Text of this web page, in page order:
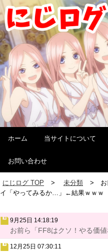
ホーム 当サイトについて
お問い合わせ
にじログ TOP 未分類
イ「やってみるか…」←結果ｗｗｗ
9月25日 14:18:19
お前ら「FF8はクソ！やる価値
12月25日 07:30:11